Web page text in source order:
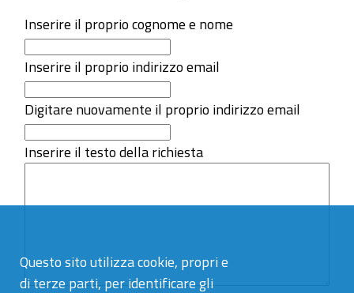
Questo sito utilizza cookie, propri e
di terze parti, per identificare gli
Inserire il proprio cognome e nome
Inserire il proprio indirizzo email
Digitare nuovamente il proprio indirizzo email
Inserire il testo della richiesta